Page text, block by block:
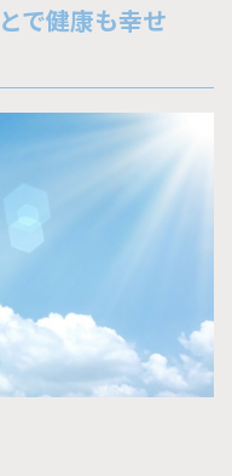
で健康も幸せ